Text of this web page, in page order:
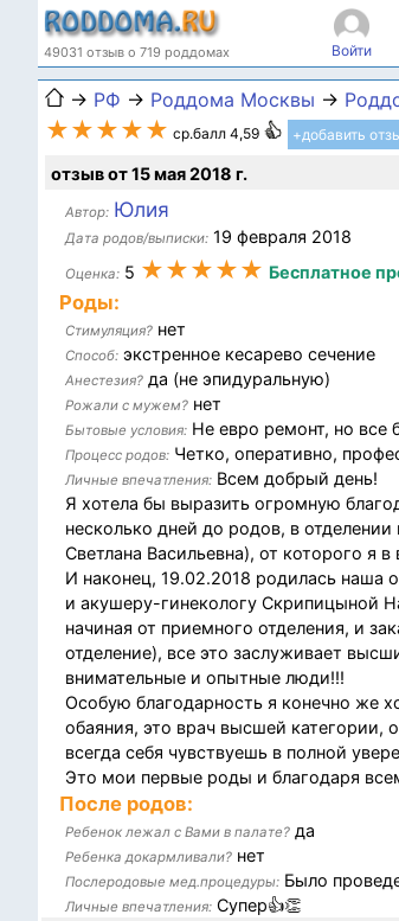
49031 отзыв о 719 роддомах Войти
→ РФ → Роддома Москвы →
★★★★★ ср.балл 4,59 +добавить
отзыв от 15 мая 2018 г.
Автор: Юлия
Дата родов/выписки: 19 февраля 2018
Оценка: 5 ★★★★★ Бесплатное
Роды:
Стимуляция? нет
Способ: экстренное кесарево сечение
Анестезия? да (не эпидуральную)
Рожали с мужем? нет
Бытовые условия: Не евро ремонт, но все
Процесс родов: Четко, оперативно,
Личные впечатления: Всем добрый день!
Я хотела бы выразить огромную
несколько дней до родов, в
Светлана Васильевна), от которого я
И наконец, 19.02.2018 родилась наша
и акушеру-гинекологу Скрипицыной
начиная от приемного отделения, и
отделение), все это заслуживает
внимательные и опытные люди!!!
Особую благодарность я конечно же
обаяния, это врач высшей категории,
всегда себя чувствуешь в полной
Это мои первые роды и благодаря
После родов:
Ребенок лежал с Вами в палате? да
Ребенка докармливали? нет
Послеродовые мед.процедуры: Было
Личные впечатления: Супер👍👏